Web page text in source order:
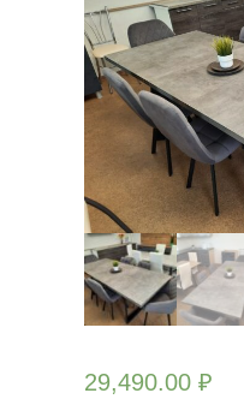
29,490.00 ₽